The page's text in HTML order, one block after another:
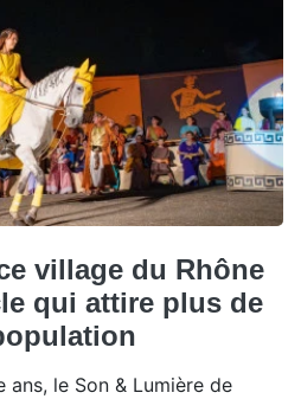
village du Rhône
qui attire plus de
ans, le Son & Lumière de